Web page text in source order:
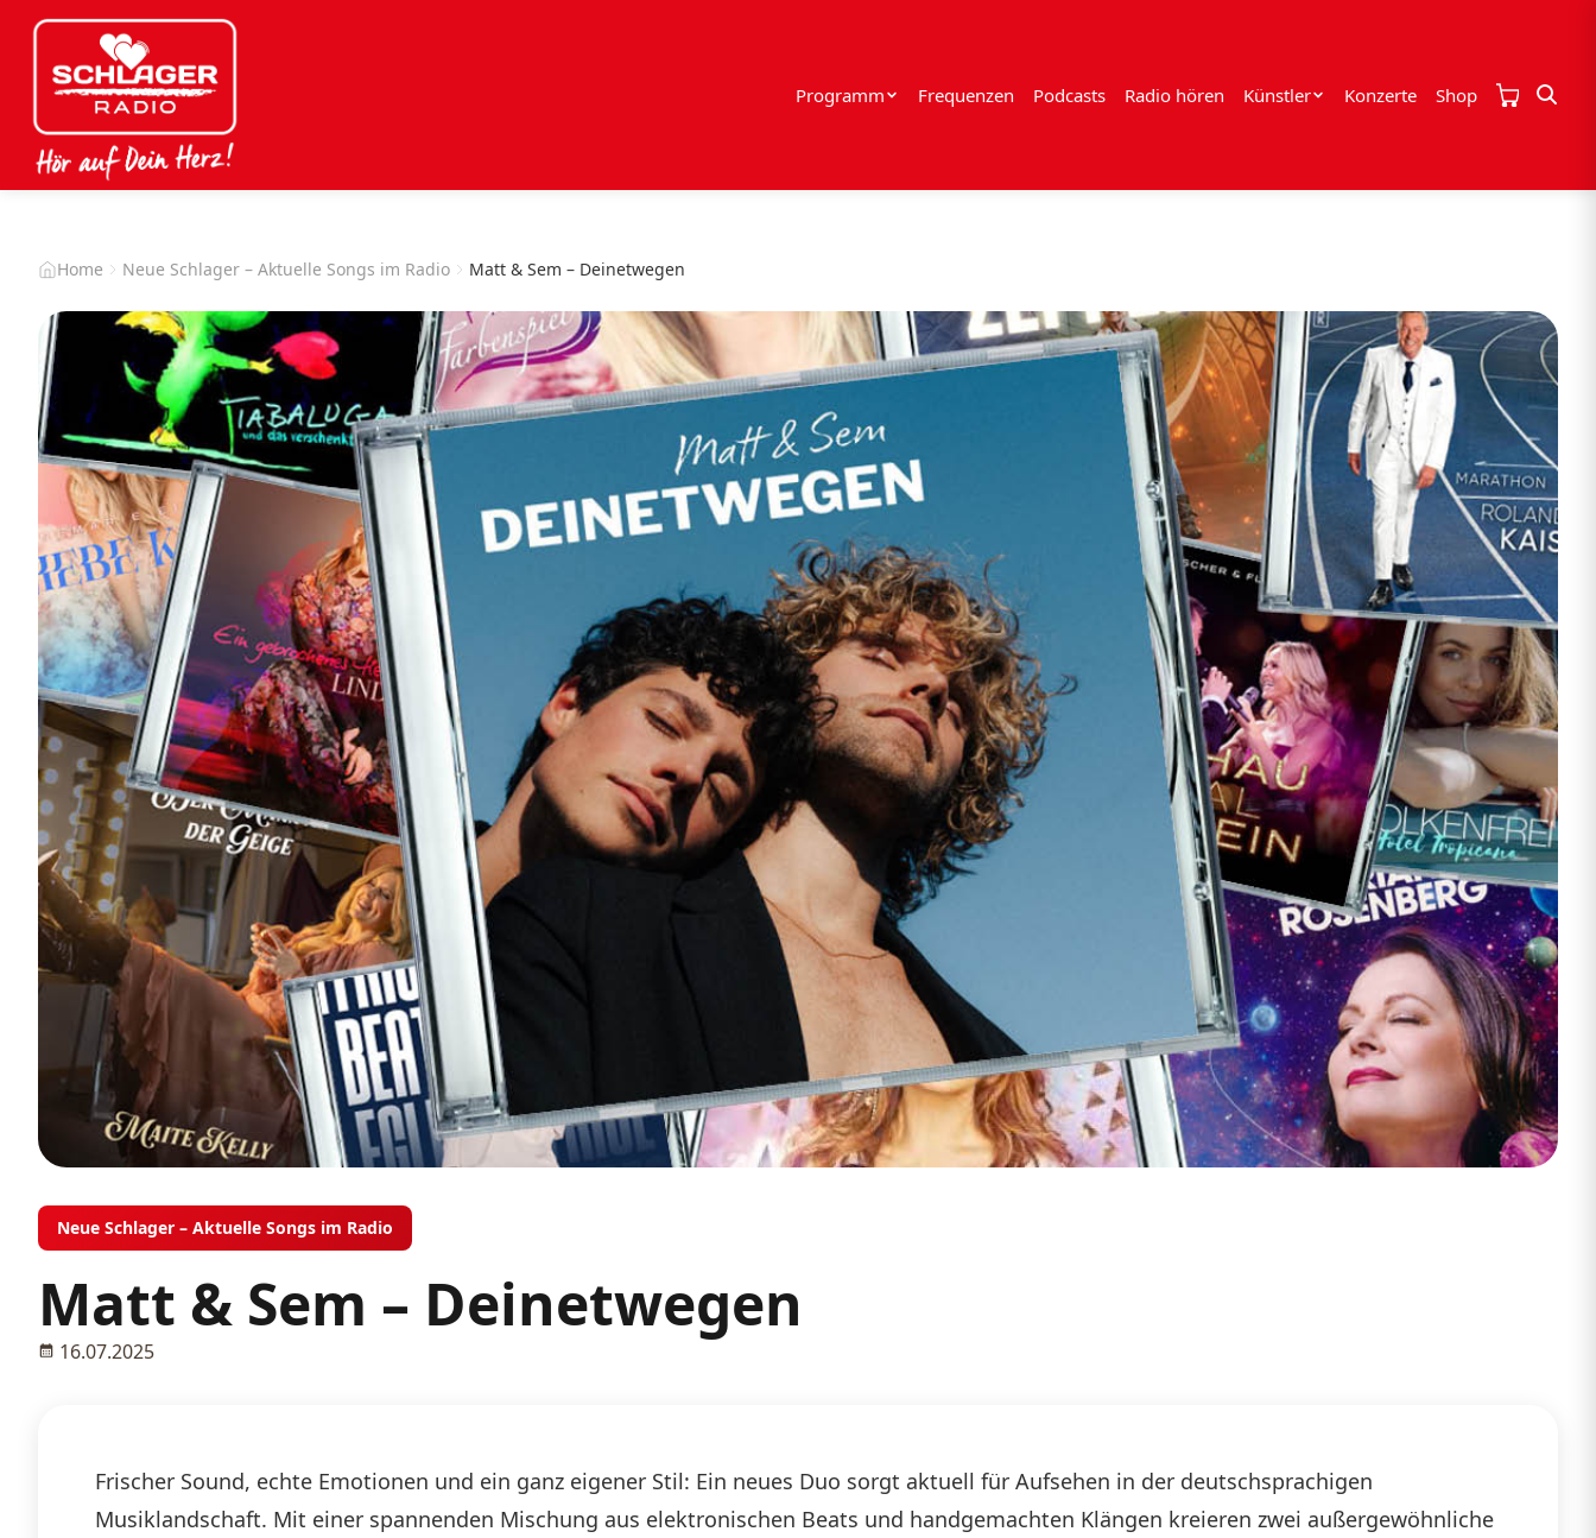
Programm Frequenzen Podcasts Radio hören Künstler Konzerte Shop
Home Neue Schlager – Aktuelle Songs im Radio Matt & Sem – Deinetwegen
Neue Schlager – Aktuelle Songs im Radio
Matt & Sem – Deinetwegen
16.07.2025
Frischer Sound, echte Emotionen und ein ganz eigener Stil: Ein neues Duo sorgt aktuell für Aufsehen in der deutschsprachigen
Musiklandschaft. Mit einer spannenden Mischung aus elektronischen Beats und handgemachten Klängen kreieren zwei außergewöhnliche